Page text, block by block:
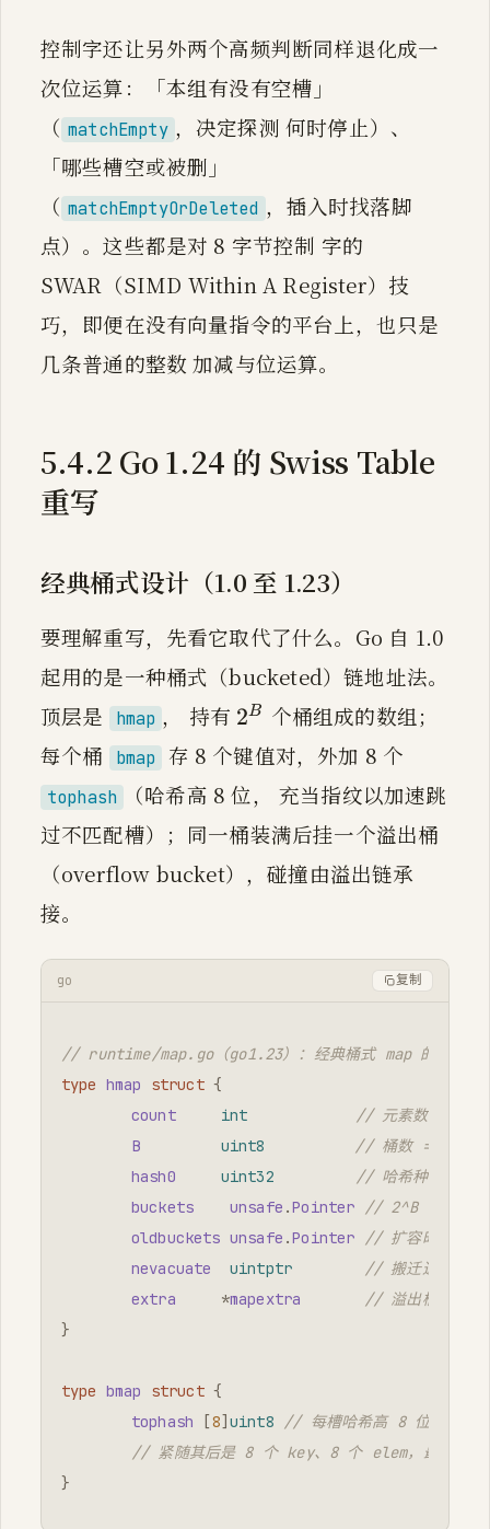
控制字还让另外两个高频判断同样退化成一
次位运算：「本组有没有空槽」
（ matchEmpty ，决定探测 何时停止）、
「哪些槽空或被删」
（ matchEmptyOrDeleted ，插入时找落脚
点）。这些都是对 8 字节控制 字的
SWAR（SIMD Within A Register）技
巧，即便在没有向量指令的平台上，也只是
几条普通的整数 加减与位运算。
5.4.2 Go 1.24 的 Swiss Table
重写
经典桶式设计（1.0 至 1.23）
要理解重写，先看它取代了什么。Go 自 1.0
起用的是一种桶式（bucketed）链地址法。
顶层是
hmap ， 持有 2B
2^B
2B
个桶组成的数组；
每个桶
bmap 存 8 个键值对，外加 8 个
tophash
（哈希高 8 位， 充当指纹以加速跳
过不匹配槽）；同一桶装满后挂一个溢出桶
（overflow bucket），碰撞由溢出链承
接。
go 复制
// runtime/map.go（go1.23）：经典桶式 map 的顶层结
type hmap struct {
count
int
// 元素数，len()
B
uint8
// 桶数 = 2^B
hash0
uint32
// 哈希种子
buckets
unsafe .Pointer
// 2^B 个桶的数
oldbuckets unsafe .Pointer
// 扩容时的旧桶
nevacuate
uintptr
// 搬迁进度：下
extra
*mapextra
// 溢出桶簿记等
}
type bmap struct {
tophash
[8] uint8
// 每槽哈希高 8 位，兼作
// 紧随其后是 8 个 key、8 个 elem，最后是
}